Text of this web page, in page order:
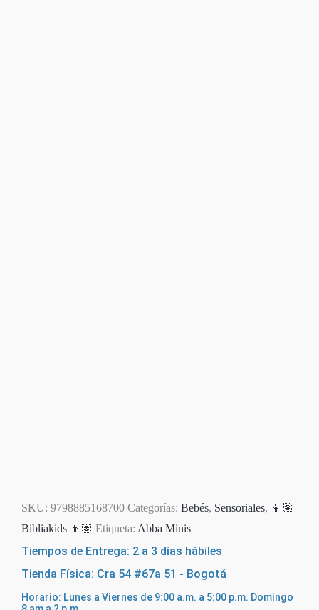
SKU: 9798885168700 Categorías: Bebés, Sensoriales, 👧🏽
Bibliakids 👦🏽 Etiqueta: Abba Minis
Tiempos de Entrega: 2 a 3 días hábiles
Tienda Física: Cra 54 #67a 51 - Bogotá
Horario: Lunes a Viernes de 9:00 a.m. a 5:00 p.m. Domingo